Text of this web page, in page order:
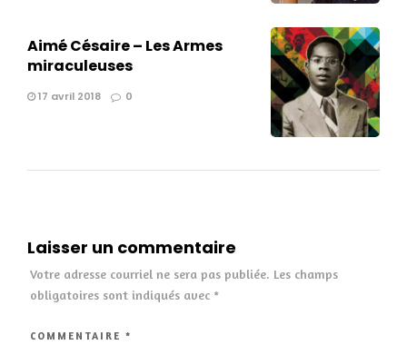
Aimé Césaire – Les Armes
miraculeuses
17 avril 2018 0
Laisser un commentaire
Votre adresse courriel ne sera pas publiée. Les champs
obligatoires sont indiqués avec *
COMMENTAIRE *